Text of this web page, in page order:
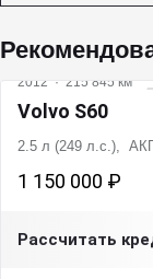
2012 · 215 845 км
Volvo S60
2.5 л (249 л.с.),
1 150 000 ₽
Рассчитать